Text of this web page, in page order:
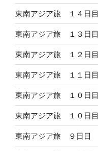
東南アジア旅 １４日目
東南アジア旅 １３日目
東南アジア旅 １２日目
東南アジア旅 １１日目
東南アジア旅 １０日目
東南アジア旅 １０日目
東南アジア旅 ９日目